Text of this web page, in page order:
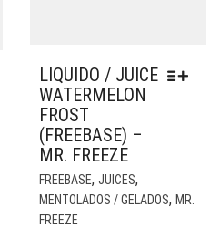
PRODUTO
LIQUIDO / JUICE
WATERMELON
FROST
(FREEBASE) –
MR. FREEZE
FREEBASE, JUICES,
MENTOLADOS / GELADOS, MR.
FREEZE